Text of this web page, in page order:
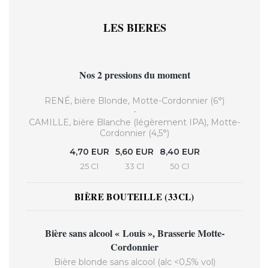
LES BIERES
Nos 2 pressions du moment
RENÉ, bière Blonde, Motte-Cordonnier (6°)
-
CAMILLE, bière Blanche (légèrement IPA), Motte-
Cordonnier (4,5°)
4,70 EUR
25 Cl
5,60 EUR
33 Cl
8,40 EUR
50 Cl
BIÈRE BOUTEILLE (33CL)
Bière sans alcool « Louis », Brasserie Motte-
Cordonnier
Bière blonde sans alcool (alc <0,5% vol)